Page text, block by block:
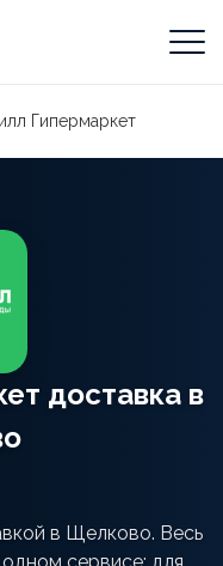
Гипермаркет
доставка в
в Щелково. Весь